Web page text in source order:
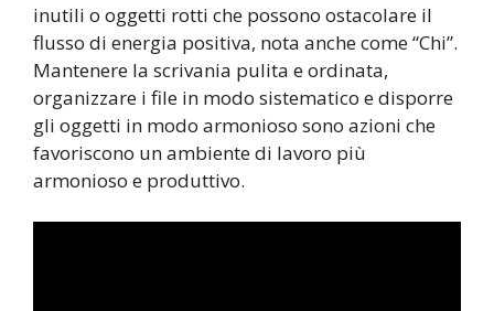
inutili o oggetti rotti che possono ostacolare il
flusso di energia positiva, nota anche come “Chi”.
Mantenere la scrivania pulita e ordinata,
organizzare i file in modo sistematico e disporre
gli oggetti in modo armonioso sono azioni che
favoriscono un ambiente di lavoro più
armonioso e produttivo.